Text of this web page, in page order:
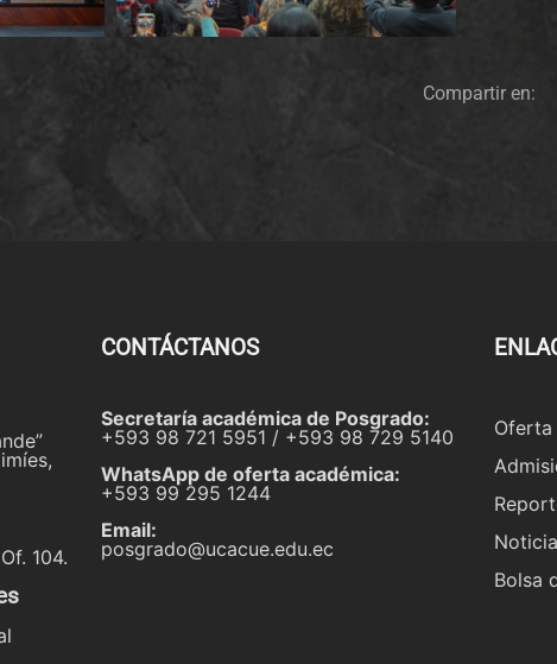
Compartir en:
104.
CONTÁCTANOS
Secretaría académica de Posgrado:
+593 98 721 5951 / +593 98 729 5140
WhatsApp de oferta académica:
+593 99 295 1244
Email:
posgrado@ucacue.edu.ec
Oferta
Bolsa